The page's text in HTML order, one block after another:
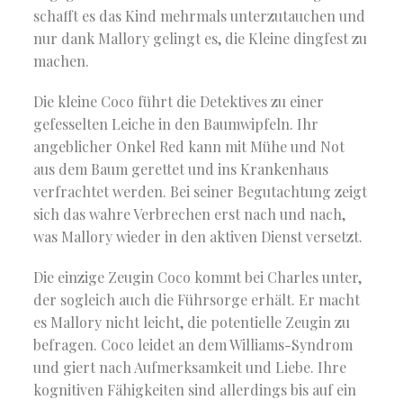
schafft es das Kind mehrmals unterzutauchen und
nur dank Mallory gelingt es, die Kleine dingfest zu
machen.
Die kleine Coco führt die Detektives zu einer
gefesselten Leiche in den Baumwipfeln. Ihr
angeblicher Onkel Red kann mit Mühe und Not
aus dem Baum gerettet und ins Krankenhaus
verfrachtet werden. Bei seiner Begutachtung zeigt
sich das wahre Verbrechen erst nach und nach,
was Mallory wieder in den aktiven Dienst versetzt.
Die einzige Zeugin Coco kommt bei Charles unter,
der sogleich auch die Führsorge erhält. Er macht
es Mallory nicht leicht, die potentielle Zeugin zu
befragen. Coco leidet an dem Williams-Syndrom
und giert nach Aufmerksamkeit und Liebe. Ihre
kognitiven Fähigkeiten sind allerdings bis auf ein